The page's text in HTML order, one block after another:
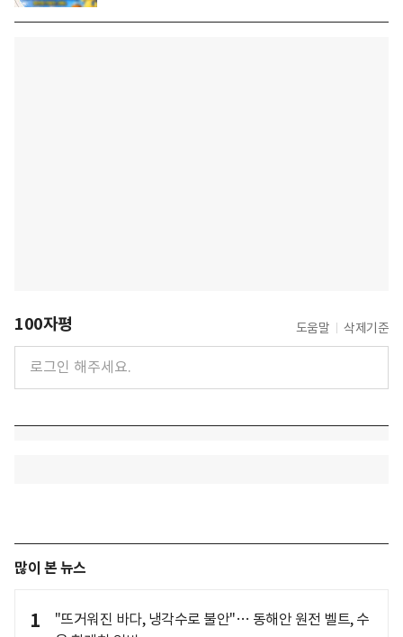
100자평 도움말 삭제기준
많이 본 뉴스
1
"뜨거워진 바다, 냉각수로 불안"… 동해안 원전 벨트, 수